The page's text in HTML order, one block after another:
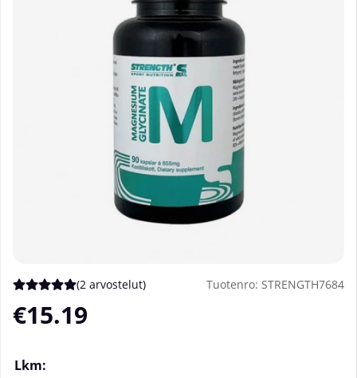
Keskiarvoluokitus 5 / 5 Arvioiden määrä 2
(2 arvostelut) Tuotenro: STRENGTH7684
€15.19
Lkm: